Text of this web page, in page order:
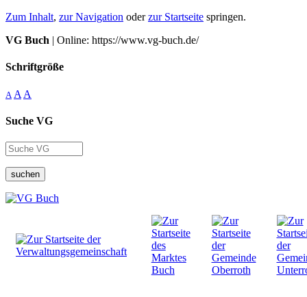
Zum Inhalt, zur Navigation oderzur Startseite springen.
VG Buch | Online: https://www.vg-buch.de/
Schriftgröße
A A A
Suche VG
suchen